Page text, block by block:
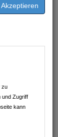
zu
und Zugriff
kann